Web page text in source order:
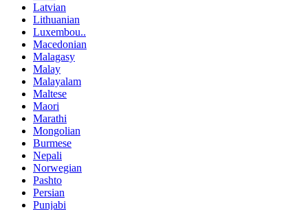
Latvian
Lithuanian
Luxembou..
Macedonian
Malagasy
Malay
Malayalam
Maltese
Maori
Marathi
Mongolian
Burmese
Nepali
Norwegian
Pashto
Persian
Punjabi